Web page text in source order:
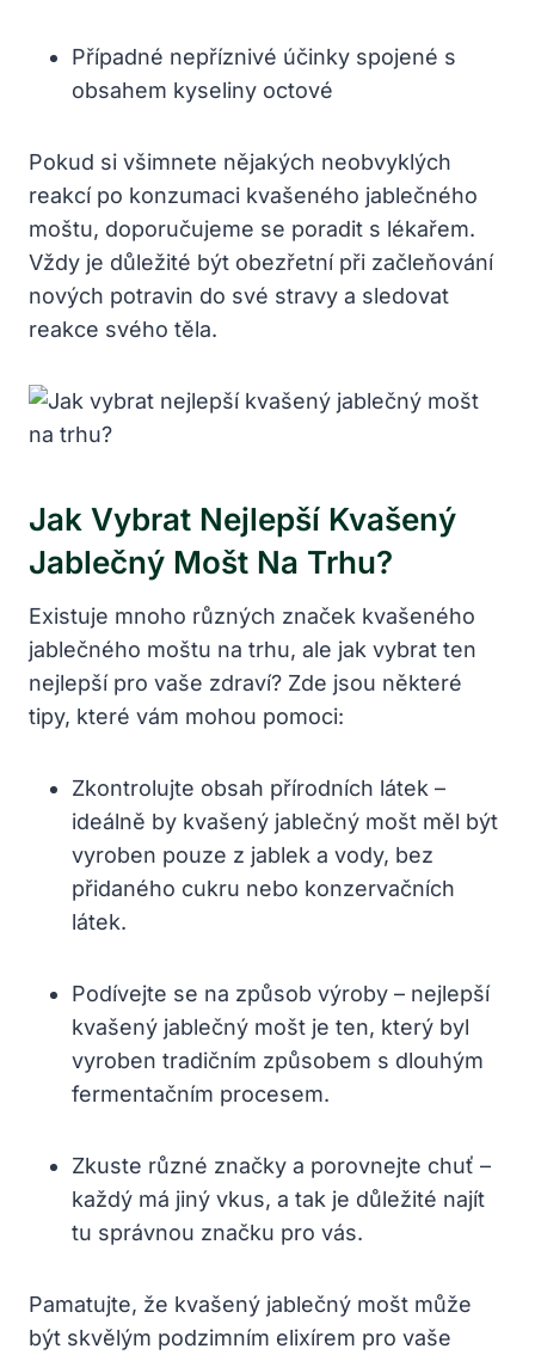
Případné nepříznivé účinky spojené s
obsahem kyseliny octové
Pokud si všimnete nějakých neobvyklých
reakcí po konzumaci kvašeného jablečného
moštu, doporučujeme se poradit s lékařem.
Vždy je důležité být obezřetní při začleňování
nových potravin do své stravy a sledovat
reakce svého těla.
Jak Vybrat Nejlepší Kvašený
Jablečný Mošt Na Trhu?
Existuje mnoho různých značek kvašeného
jablečného moštu na trhu, ale jak vybrat ten
nejlepší pro vaše zdraví? Zde jsou některé
tipy, které vám mohou pomoci:
Zkontrolujte obsah přírodních látek –
ideálně by kvašený jablečný mošt měl být
vyroben pouze z jablek a vody, bez
přidaného cukru nebo konzervačních
látek.
Podívejte se na způsob výroby – nejlepší
kvašený jablečný mošt je ten, který byl
vyroben tradičním způsobem s dlouhým
fermentačním procesem.
Zkuste různé značky a porovnejte chuť –
každý má jiný vkus, a tak je důležité najít
tu správnou značku pro vás.
Pamatujte, že kvašený jablečný mošt může
být skvělým podzimním elixírem pro vaše